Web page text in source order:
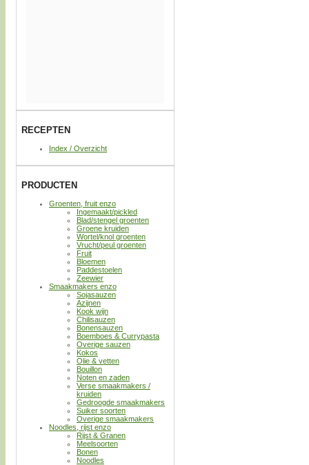
RECEPTEN
Index / Overzicht
PRODUCTEN
Groenten, fruit enzo
Ingemaakt/pickled
Blad/stengel groenten
Groene kruiden
Wortel/knol groenten
Vrucht/peul groenten
Fruit
Bloemen
Paddestoelen
Zeewier
Smaakmakers enzo
Sojasauzen
Azijnen
Kook wijn
Chilisauzen
Bonensauzen
Boemboes & Currypasta
Overige sauzen
Kokos
Olie & vetten
Bouillon
Noten en zaden
Verse smaakmakers /
kruiden
Gedroogde smaakmakers
Suiker soorten
Overige smaakmakers
Noodles, rijst enzo
Rijst & Granen
Meelsoorten
Bonen
Noodles